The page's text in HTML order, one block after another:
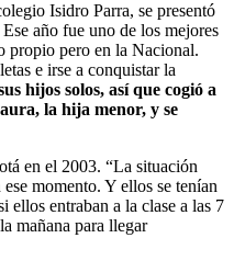
Isidro Parra, se presentó
año fue uno de los mejores
propio pero en la Nacional.
e irse a conquistar la
hijos solos, así que cogió a
la hija menor, y se
en el 2003. “La situación
momento. Y ellos se tenían
ellos entraban a la clase a las 7
mañana para llegar